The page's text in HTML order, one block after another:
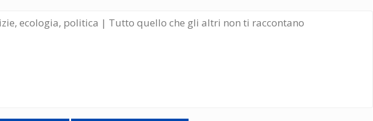
ecologia, politica | Tutto quello che gli altri non ti raccontano